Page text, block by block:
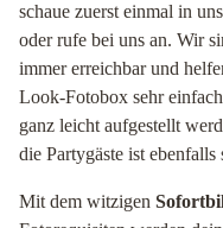
schaue zuerst einmal in
oder rufe bei uns an. Wir
immer erreichbar und
Look-Fotobox sehr
ganz leicht aufgestellt
die Partygäste ist
Mit dem witzigen